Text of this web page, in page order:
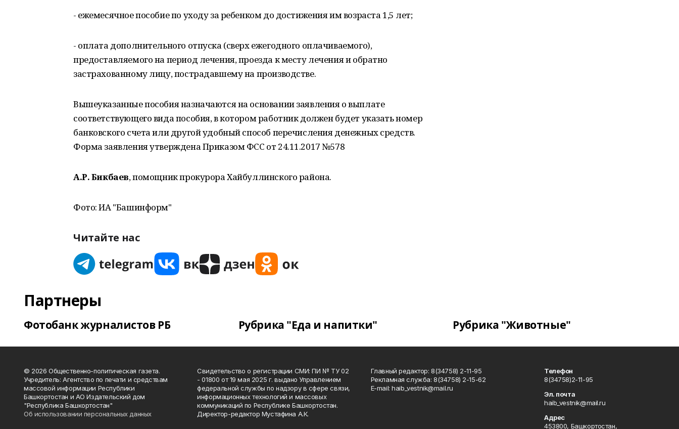
- ежемесячное пособие по уходу за ребенком до достижения им возраста 1,5 лет;
- оплата дополнительного отпуска (сверх ежегодного оплачиваемого),
предоставляемого на период лечения, проезда к месту лечения и обратно
застрахованному лицу, пострадавшему на производстве.
Вышеуказанные пособия назначаются на основании заявления о выплате
соответствующего вида пособия, в котором работник должен будет указать номер
банковского счета или другой удобный способ перечисления денежных средств.
Форма заявления утверждена Приказом ФСС от 24.11.2017 №578
А.Р. Бикбаев, помощник прокурора Хайбуллинского района.
Фото: ИА "Башинформ"
Читайте нас
Партнеры
Фотобанк журналистов РБ Рубрика "Еда и напитки" Рубрика "Животные"
© 2026 Общественно-политическая газета.
Учредитель: Агентство по печати и средствам
массовой информации Республики
Башкортостан и АО Издательский дом
"Республика Башкортостан"
Об использовании персональных данных
Свидетельство о регистрации СМИ: ПИ № ТУ 02
- 01800 от 19 мая 2025 г. выдано Управлением
федеральной службы по надзору в сфере связи,
информационных технологий и массовых
коммуникаций по Республике Башкортостан.
Директор-редактор Мустафина А.К.
Главный редактор: 8(34758) 2-11-95
Рекламная служба: 8(34758) 2-15-62
Е-mаil: haib_vestnik@mail.ru
Телефон
8(34758)2-11-95
Эл. почта
haib_vestnik@mail.ru
Адрес
453800, Башкортостан,